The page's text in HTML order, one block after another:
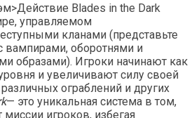
Blades in the Dark
управляемом
кланами (представьте
вампирами, оборотнями и
образами). Игроки начинают как
и увеличивают силу своей
ограблений и других
— это уникальная система в том,
игроков, избегая